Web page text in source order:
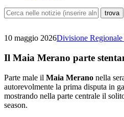
10 maggio 2026Divisione Regionale
Il Maia Merano parte
Parte male il Maia Merano nella
autorevolmente la prima disputa in
mostrando nella parte centrale il
season.